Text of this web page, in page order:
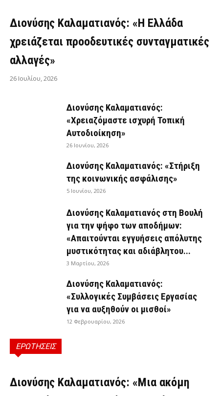
Διονύσης Καλαματιανός: «Η Ελλάδα
χρειάζεται προοδευτικές συνταγματικές
αλλαγές»
26 Ιουλίου, 2026
Διονύσης Καλαματιανός:
«Χρειαζόμαστε ισχυρή Τοπική
Αυτοδιοίκηση»
26 Ιουνίου, 2026
Διονύσης Καλαματιανός: «Στήριξη
της κοινωνικής ασφάλισης»
5 Ιουνίου, 2026
Διονύσης Καλαματιανός στη Βουλή
για την ψήφο των αποδήμων:
«Απαιτούνται εγγυήσεις απόλυτης
μυστικότητας και αδιάβλητου...
3 Μαρτίου, 2026
Διονύσης Καλαματιανός:
«Συλλογικές Συμβάσεις Εργασίας
για να αυξηθούν οι μισθοί»
12 Φεβρουαρίου, 2026
ΕΡΩΤΗΣΕΙΣ
ΕΡΩΤΉΣΕΙΣ
Διονύσης Καλαματιανός: «Μια ακόμη